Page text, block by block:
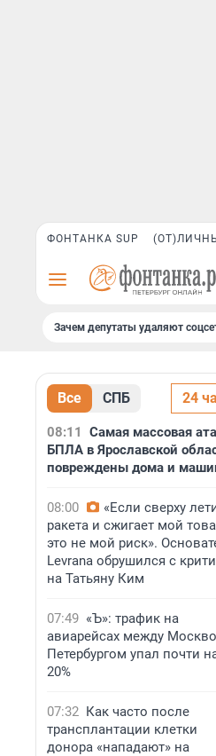
ФОНТАНКА SUP
Зачем депутаты удаляют
Все СПБ 24
08:11
Самая массовая
БПЛА в Ярославской
повреждены дома и
08:00
«Если сверху
ракета и сжигает мой
это не мой риск».
Levrana обрушился с
на Татьяну Ким
07:49 «Ъ»: трафик на
авиарейсах между
Петербургом упал почти
20%
07:32 Как часто после
трансплантации клетки
донора «нападают» на